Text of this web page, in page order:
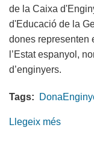
de la Caixa
d'Educació de la
dones representen
l’Estat espanyol,
d’enginyers.
Tags:
Llegeix més